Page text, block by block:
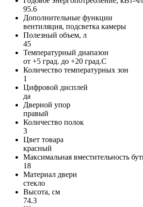
95.6
Дополнительные функции
вентиляция, подсветка камеры
Полезный объем, л
45
Температурный диапазон
от +5 град. до +20 град.C
Количество температурных зон
1
Цифровой дисплей
да
Дверной упор
правый
Количество полок
3
Цвет товара
красный
Максимальная вместительность
18
Материал двери
стекло
Высота, см
74.3